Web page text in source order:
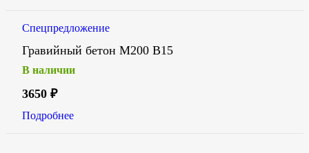
Спецпредложение
Гравийный бетон М200 В15
В наличии
3650 ₽
Подробнее